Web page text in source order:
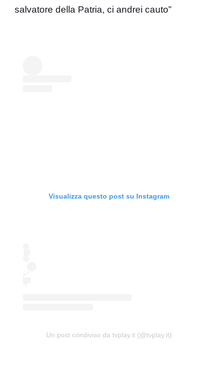
salvatore della Patria, ci andrei cauto”
Visualizza questo post su Instagram
Un post condiviso da tvplay.it (@tvplay.it)